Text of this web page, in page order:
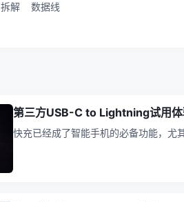
拆解
数据线
第三方USB-C to Lightning试用
快充已经成了智能手机的必备功能，尤